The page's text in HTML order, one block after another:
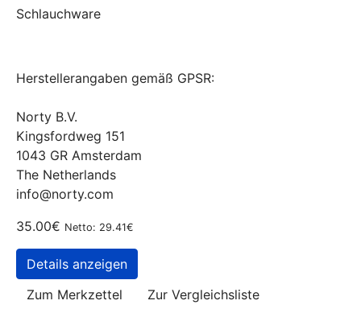
Schlauchware
Herstellerangaben gemäß GPSR:
Norty B.V.
Kingsfordweg 151
1043 GR Amsterdam
The Netherlands
info@norty.com
35.00€ Netto: 29.41€
Details anzeigen
Zum Merkzettel
Zur Vergleichsliste